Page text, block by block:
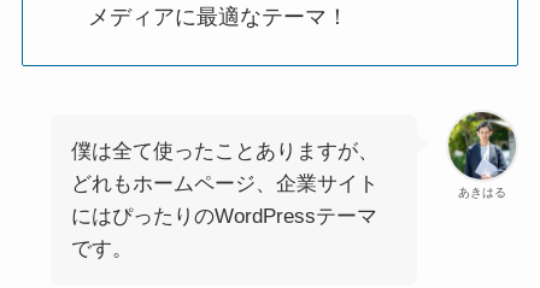
メディアに最適なテーマ！
あきはる
僕は全て使ったことありますが、
どれもホームページ、企業サイト
にはぴったりのWordPressテーマ
です。